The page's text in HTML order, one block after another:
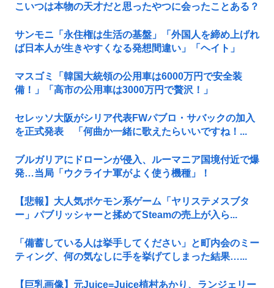
こいつは本物の天才だと思ったやつに会ったことある？
サンモニ「永住権は生活の基盤」「外国人を締め上げれ
ば日本人が生きやすくなる発想間違い」「ヘイト」
マスゴミ「韓国大統領の公用車は6000万円で安全装
備！」「高市の公用車は3000万円で贅沢！」
セレッソ大阪がシリア代表FWパブロ・サバックの加入
を正式発表 「何曲か一緒に歌えたらいいですね！...
ブルガリアにドローンが侵入、ルーマニア国境付近で爆
発…当局「ウクライナ軍がよく使う機種」！
【悲報】大人気ポケモン系ゲーム「ヤリステメスブタ
ー」パブリッシャーと揉めてSteamの売上が入ら...
「備蓄している人は挙手してください」と町内会のミー
ティング、何の気なしに手を挙げてしまった結果…...
【巨乳画像】元Juice=Juice植村あかり、ランジェリー